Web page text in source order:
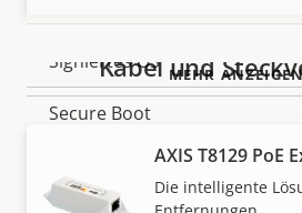
Eigentumsbeschreibung
Signiertes OS
Secure Boot
Secure keystore
MEHR
Kabel und
AXIS T8129 PoE
Die intelligente
AUSLAUFPRODUKTE